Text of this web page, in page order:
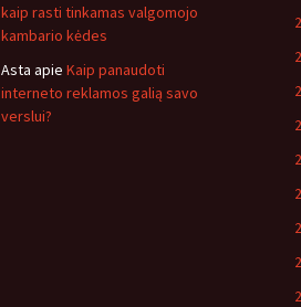
kaip rasti tinkamas valgomojo
kambario kėdes
Asta apie Kaip panaudoti
interneto reklamos galią savo
verslui?